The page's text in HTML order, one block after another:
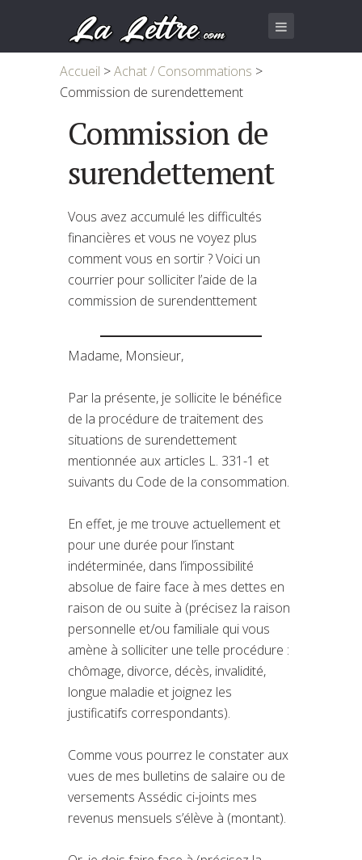
Accueil >Achat / Consommations >
Commission de surendettement
Commission de
surendettement
Vous avez accumulé les difficultés
financières et vous ne voyez plus
comment vous en sortir ? Voici un
courrier pour solliciter l’aide de la
commission de surendenttement
Madame, Monsieur,
Par la présente, je sollicite le bénéfice
de la procédure de traitement des
situations de surendettement
mentionnée aux articles L. 331-1 et
suivants du Code de la consommation.
En effet, je me trouve actuellement et
pour une durée pour l’instant
indéterminée, dans l’impossibilité
absolue de faire face à mes dettes en
raison de ou suite à (précisez la raison
personnelle et/ou familiale qui vous
amène à solliciter une telle procédure :
chômage, divorce, décès, invalidité,
longue maladie et joignez les
justificatifs correspondants).
Comme vous pourrez le constater aux
vues de mes bulletins de salaire ou de
versements Assédic ci-joints mes
revenus mensuels s’élève à (montant).